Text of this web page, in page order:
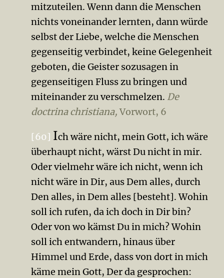
mitzuteilen. Wenn dann die Menschen
nichts voneinander lernten, dann würde
selbst der Liebe, welche die Menschen
gegenseitig verbindet, keine Gelegenheit
geboten, die Geister sozusagen in
gegenseitigen Fluss zu bringen und
miteinander zu verschmelzen. De
doctrina christiana,Vorwort, 6
[60] Ich wäre nicht, mein Gott, ich wäre
überhaupt nicht, wärst Du nicht in mir.
Oder vielmehr wäre ich nicht, wenn ich
nicht wäre in Dir, aus Dem alles, durch
Den alles, in Dem alles [besteht]. Wohin
soll ich rufen, da ich doch in Dir bin?
Oder von wo kämst Du in mich? Wohin
soll ich entwandern, hinaus über
Himmel und Erde, dass von dort in mich
käme mein Gott, Der da gesprochen: